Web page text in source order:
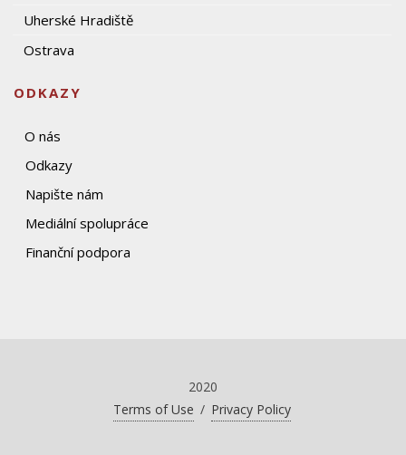
Uherské Hradiště
Ostrava
ODKAZY
O nás
Odkazy
Napište nám
Mediální spolupráce
Finanční podpora
2020
Terms of Use / Privacy Policy